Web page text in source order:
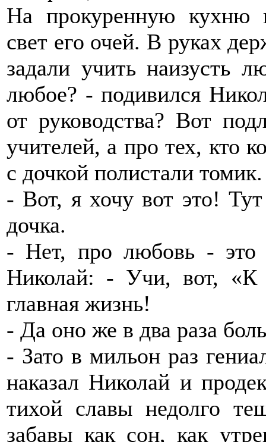
На прокуренную кухню
свет его очей. В руках
задали учить наизусть
любое? - подивился
от руководства? Вот
учителей, а про тех, кто
с дочкой полистали томик.
- Вот, я хочу вот это!
дочка.
- Нет, про любовь - это
Николай: - Учи, вот, «К
главная жизнь!
- Да оно же в два раза
- Зато в мильон раз
наказал Николай и
тихой славы недолго
забавы как сон, как